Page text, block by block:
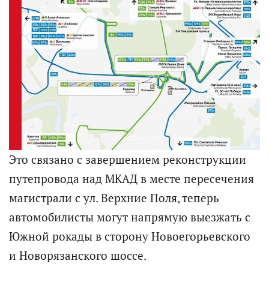
Это связано с завершением реконструкции
путепровода над МКАД в месте пересечения
магистрали с ул. Верхние Поля, теперь
автомобилисты могут напрямую выезжать с
Южной рокады в сторону Новоегорьевского
и Новорязанского шоссе.